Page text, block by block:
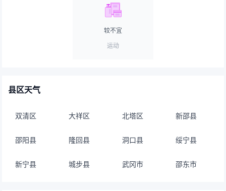
较不宜
运动
县区天气
双清区 大祥区 北塔区 新邵县
邵阳县 隆回县 洞口县 绥宁县
新宁县 城步县 武冈市 邵东市